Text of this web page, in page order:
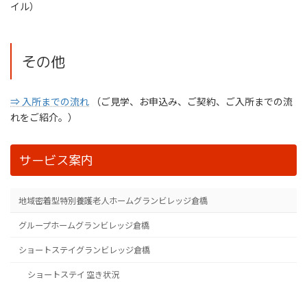
イル）
その他
⇒ 入所までの流れ （ご見学、お申込み、ご契約、ご入所までの流
れをご紹介。）
サービス案内
地域密着型特別養護老人ホームグランビレッジ倉橋
グループホームグランビレッジ倉橋
ショートステイグランビレッジ倉橋
ショートステイ 空き状況